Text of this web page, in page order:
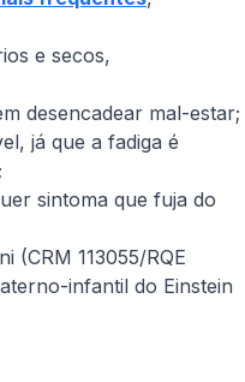
e secos,
desencadear mal-estar;
já que a fadiga é
sintoma que fuja do
(CRM 113055/RQE
infantil do Einstein